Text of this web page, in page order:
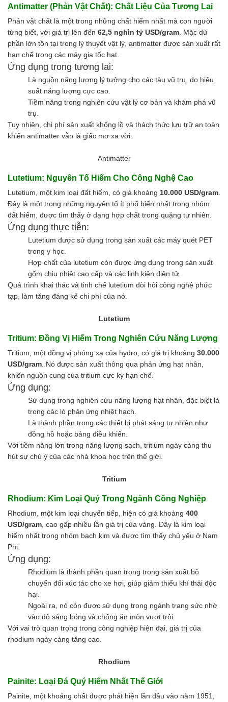
Chế phẩm sinh học
Nguyên liệu chăn nuôi
HÓA CHẤT XÂY DỰNG
Chống thấm sika
Silicone Dow Corning
Silicone KCC
Silicone Apollo
Silicone Kingbond
Silicone Shinetsu
Keo Silicone
Hóa chất khác
Giới Thiệu
Đối tác
VMC GROUP
Tẩy Rửa Diệt Khuẩn
Ngành Thực Phẩm
Ngành Nông Nghiệp
Ngành Thủy Sản
Ngành Môi Trường
Ngành Nhựa
Ngành Xây Dựng
Ngành Cao Su
Ngành Xi Mạ
Ngành Thủy Tinh
Ngành Gốm Sứ
Ngành Gỗ
Ngành Mỹ Phẩm
Ngành Hóa Dầu
Ngành Giấy
Tuyển dụng
Antimatter (Phản Vật Chất): Chất Liệu Của Tương Lai
Phản vật chất là một trong những chất hiếm nhất mà con người
từng biết, với giá trị lên đến 62,5 nghìn tỷ USD/gram . Mặc dù
phần lớn tồn tại trong lý thuyết vật lý, antimatter được sản xuất rất
hạn chế trong các máy gia tốc hạt.
Ứng dụng trong tương lai:
Là nguồn năng lượng lý tưởng cho các tàu vũ trụ, do hiệu
suất năng lượng cực cao.
Tiềm năng trong nghiên cứu vật lý cơ bản và khám phá vũ
trụ.
Tuy nhiên, chi phí sản xuất khổng lồ và thách thức lưu trữ an toàn
khiến antimatter vẫn là giấc mơ xa vời.
Antimatter
Lutetium: Nguyên Tố Hiếm Cho Công Nghệ Cao
Lutetium, một kim loại đất hiếm, có giá khoảng 10.000 USD/gram
Đây là một trong những nguyên tố ít phổ biến nhất trong nhóm
đất hiếm, được tìm thấy ở dạng hợp chất trong quặng tự nhiên.
Ứng dụng thực tiễn:
Lutetium được sử dụng trong sản xuất các máy quét PET
trong y học.
Hợp chất của lutetium còn được ứng dụng trong sản xuất
gốm chịu nhiệt cao cấp và các linh kiện điện tử.
Quá trình khai thác và tinh chế lutetium đòi hỏi công nghệ phức
tạp, làm tăng đáng kể chi phí của nó.
Lutetium
Tritium: Đồng Vị Hiếm Trong Nghiên Cứu Năng Lượng
Tritium, một đồng vị phóng xạ của hydro, có giá trị khoảng 30.000
USD/gram . Nó được sản xuất thông qua phản ứng hạt nhân,
khiến nguồn cung của tritium cực kỳ hạn chế.
Ứng dụng:
Sử dụng trong nghiên cứu năng lượng hạt nhân, đặc biệt là
trong các lò phản ứng nhiệt hạch.
Là thành phần trong các thiết bị phát sáng tự nhiên như
đồng hồ hoặc bảng điều khiển.
Với tiềm năng lớn trong năng lượng sạch, tritium ngày càng thu
hút sự chú ý của các nhà khoa học trên thế giới.
Tritium
Rhodium: Kim Loại Quý Trong Ngành Công Nghiệp
Rhodium, một kim loại chuyển tiếp, hiện có giá khoảng 400
USD/gram , cao gấp nhiều lần giá trị của vàng. Đây là kim loại
hiếm nhất trong nhóm bạch kim và được tìm thấy chủ yếu ở Nam
Phi.
Ứng dụng:
Rhodium là thành phần quan trọng trong sản xuất bộ
chuyển đổi xúc tác cho xe hơi, giúp giảm thiểu khí thải độc
hại.
Ngoài ra, nó còn được sử dụng trong ngành trang sức nhờ
vào độ sáng bóng và chống ăn mòn vượt trội.
Với vai trò quan trọng trong công nghiệp hiện đại, giá trị của
rhodium ngày càng tăng cao.
Rhodium
Painite: Loại Đá Quý Hiếm Nhất Thế Giới
Painite, một khoáng chất được phát hiện lần đầu vào năm 1951,